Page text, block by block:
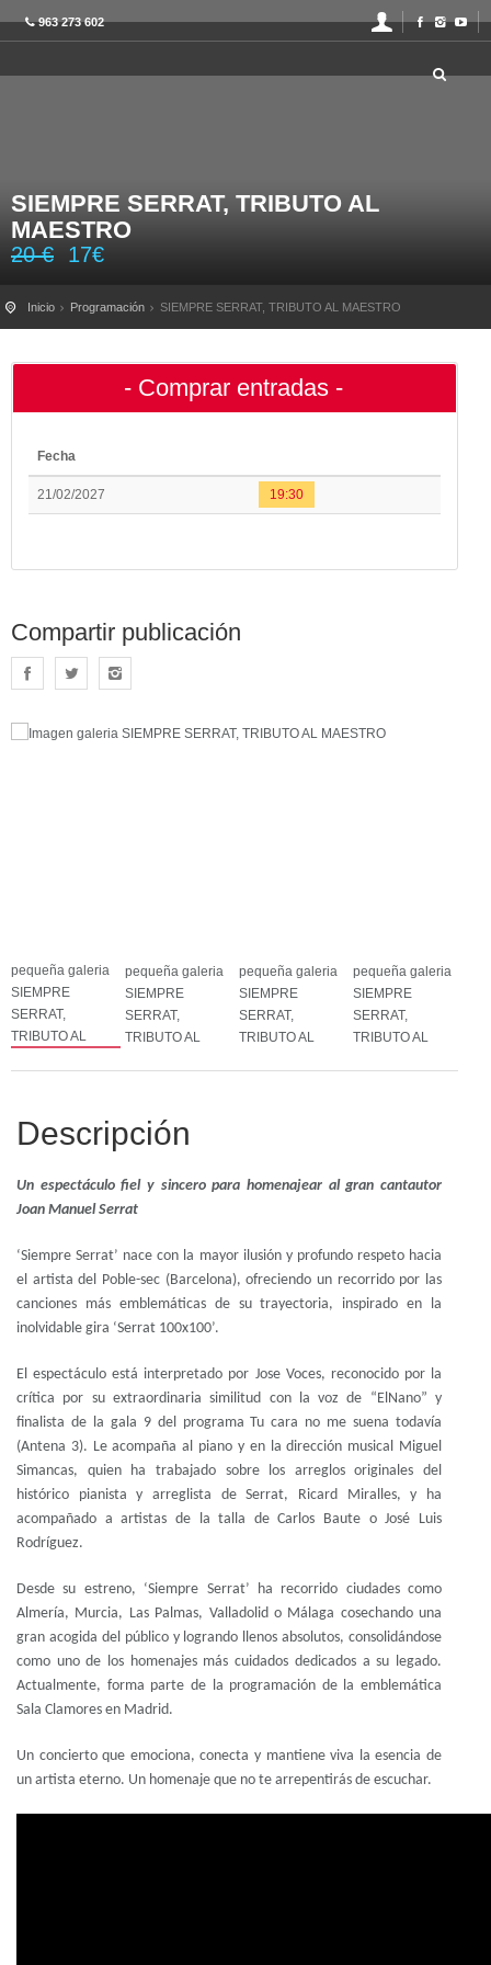
963 273 602
SIEMPRE SERRAT, TRIBUTO AL
MAESTRO
20€ 17€
Inicio Programación SIEMPRE SERRAT, TRIBUTO AL MAESTRO
- Comprar entradas -
Fecha
21/02/2027 19:30
Compartir publicación
Descripción
Un espectáculo fiel y sincero para homenajear al gran cantautor
Joan Manuel Serrat
‘Siempre Serrat’ nace con la mayor ilusión y profundo respeto hacia
el artista del Poble-sec (Barcelona), ofreciendo un recorrido por las
canciones más emblemáticas de su trayectoria, inspirado en la
inolvidable gira ‘Serrat 100x100’.
El espectáculo está interpretado por Jose Voces, reconocido por la
crítica por su extraordinaria similitud con la voz de “ElNano” y
finalista de la gala 9 del programa Tu cara no me suena todavía
(Antena 3). Le acompaña al piano y en la dirección musical Miguel
Simancas, quien ha trabajado sobre los arreglos originales del
histórico pianista y arreglista de Serrat, Ricard Miralles, y ha
acompañado a artistas de la talla de Carlos Baute o José Luis
Rodríguez.
Desde su estreno, ‘Siempre Serrat’ ha recorrido ciudades como
Almería, Murcia, Las Palmas, Valladolid o Málaga cosechando una
gran acogida del público y logrando llenos absolutos, consolidándose
como uno de los homenajes más cuidados dedicados a su legado.
Actualmente, forma parte de la programación de la emblemática
Sala Clamores en Madrid.
Un concierto que emociona, conecta y mantiene viva la esencia de
un artista eterno. Un homenaje que no te arrepentirás de escuchar.